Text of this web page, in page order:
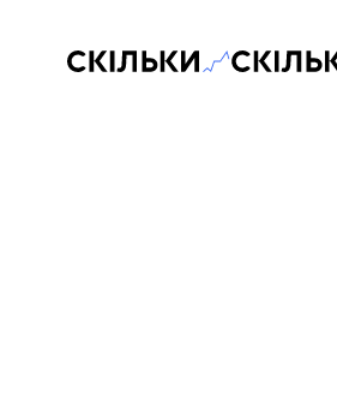
Скільки-скільки? — Медіа